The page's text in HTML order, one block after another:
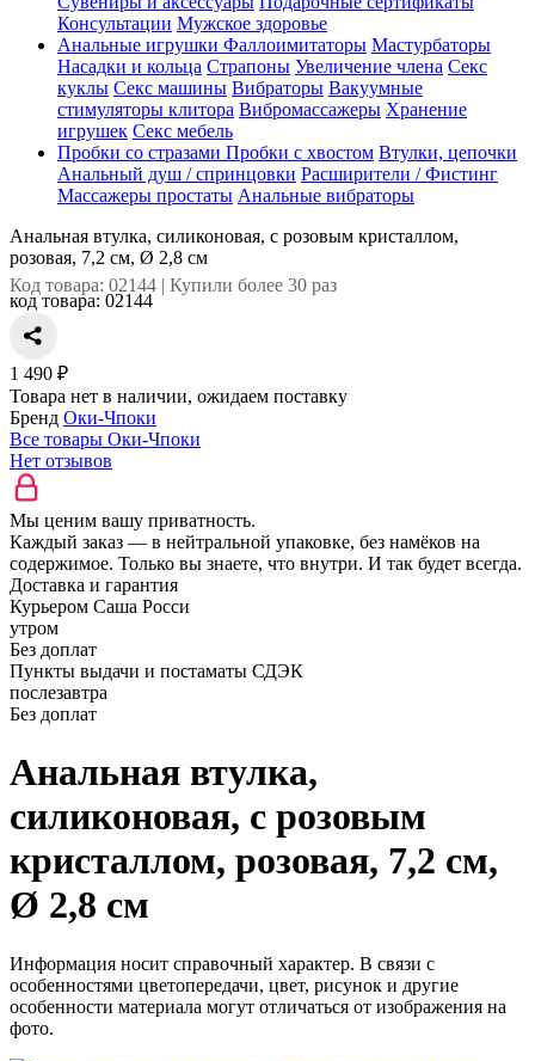
Консультации Мужское здоровье
Анальные игрушки Фаллоимитаторы Мастурбаторы
Насадки и кольца Страпоны Увеличение члена Секс
куклы Секс машины Вибраторы Вакуумные
стимуляторы клитора Вибромассажеры Хранение
игрушек Секс мебель
Пробки со стразами Пробки с хвостом Втулки, цепочки
Анальный душ / спринцовки Расширители / Фистинг
Массажеры простаты Анальные вибраторы
Анальная втулка, силиконовая, с розовым кристаллом,
розовая, 7,2 см, Ø 2,8 см
Код товара: 02144 | Купили более 30 раз
код товара: 02144
1 490 ₽
Товара нет в наличии, ожидаем поставку
Бренд Оки-Чпоки
Все товары Оки-Чпоки
Нет отзывов
Мы ценим вашу приватность.
Каждый заказ — в нейтральной упаковке, без намёков на
содержимое. Только вы знаете, что внутри. И так будет всегда.
Доставка и гарантия
Курьером Саша Росси
утром
Без доплат
Пункты выдачи и постаматы СДЭК
послезавтра
Без доплат
Анальная втулка,
силиконовая, с розовым
кристаллом, розовая, 7,2 см,
Ø 2,8 см
Информация носит справочный характер. В связи с
особенностями цветопередачи, цвет, рисунок и другие
особенности материала могут отличаться от изображения на
фото.